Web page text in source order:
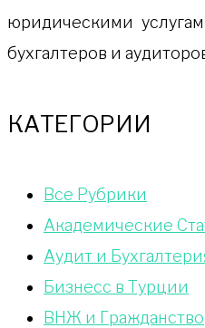
юридическими
бухгалтеров и
КАТЕГОРИИ
Bce Pyбрики
Академические
Аудит и
Бизнесс в Турции
ВНЖ и Гражданство